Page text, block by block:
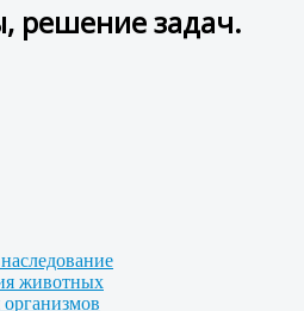
решение задач.
животных